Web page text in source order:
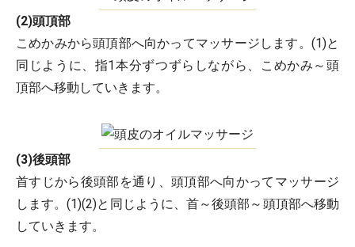
(2)頭頂部
こめかみから頭頂部へ向かってマッサージします。(1)と
同じように、指1本分ずつずらしながら、こめかみ～頭
頂部へ移動していきます。
(3)後頭部
首すじから後頭部を通り、頭頂部へ向かってマッサージ
します。(1)(2)と同じように、首～後頭部～頭頂部へ移動
していきます。